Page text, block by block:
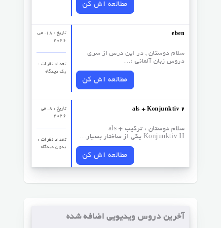
مطالعه اش کن
تاریخ : 18. می
2026
تعداد نظرات‌ :
یک دیدگاه
eben
سلام دوستان , در این درس از سری
دروس زبان آلمانی ؛…
مطالعه اش کن
تاریخ : 8. می
2026
تعداد نظرات‌ :
بدون دیدگاه
als + Konjunktiv 2
سلام دوستان ، ترکیب als +
Konjunktiv II یکی از ساختار بسیار…
مطالعه اش کن
آخرین دروس ویدیویی اضافه شده